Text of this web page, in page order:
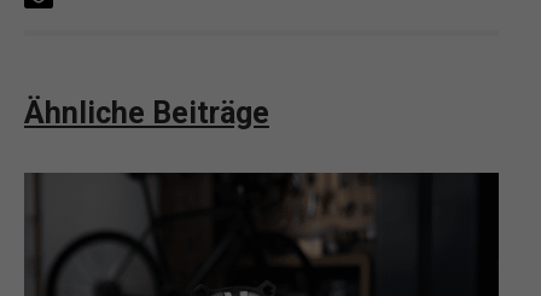
Ähnliche Beiträge